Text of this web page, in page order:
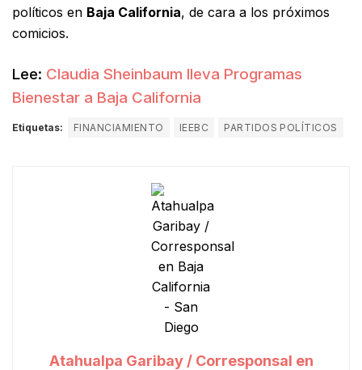
políticos en Baja California, de cara a los próximos
comicios.
Lee: Claudia Sheinbaum lleva Programas
Bienestar a Baja California
Etiquetas: FINANCIAMIENTO IEEBC PARTIDOS POLÍTICOS
Atahualpa Garibay / Corresponsal en